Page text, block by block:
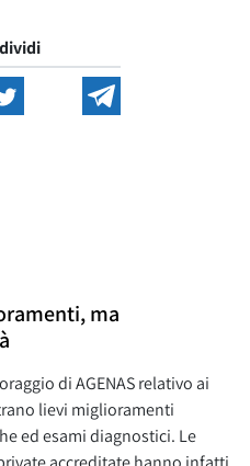
ma
di AGENAS relativo ai
lievi miglioramenti
ed esami diagnostici. Le